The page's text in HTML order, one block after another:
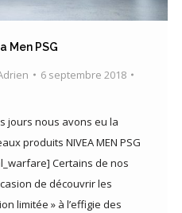
Men PSG
6 septembre 2018
jours nous avons eu la
produits NIVEA MEN PSG
Certains de nos
de découvrir les
limitée » à l’effigie des